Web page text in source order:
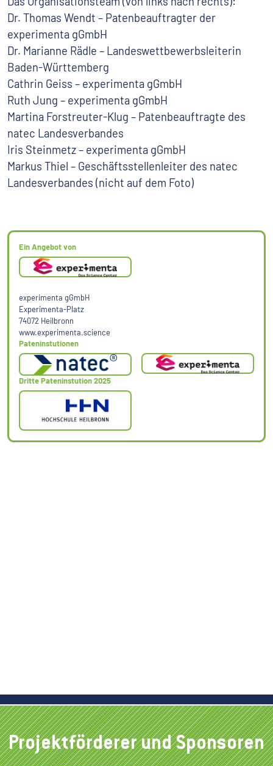
Dr. Thomas Wendt – Patenbeauftragter der
experimenta gGmbH
Dr. Marianne Rädle – Landeswettbewerbsleiterin
Baden-Württemberg
Cathrin Geiss – experimenta gGmbH
Ruth Jung – experimenta gGmbH
Martina Forstreuter-Klug – Patenbeauftragte des
natec Landesverbandes
Iris Steinmetz – experimenta gGmbH
Markus Thiel – Geschäftsstellenleiter des natec
Landesverbandes (nicht auf dem Foto)
Ein Angebot von
experimenta gGmbH
Experimenta-Platz
74072 Heilbronn
www.experimenta.science
Pateninstutionen
Dritte Pateninstution 2025
Projektförderer und Sponsoren